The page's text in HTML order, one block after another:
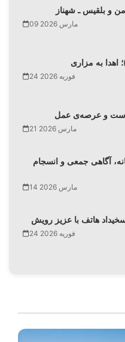
09 مارس 2026
24 فوریه 2026
و عرصه‌ی عمل
21 مارس 2026
آگاهی جمعی و انسجام
14 مارس 2026
هاتف با عزیز رویش
24 فوریه 2026